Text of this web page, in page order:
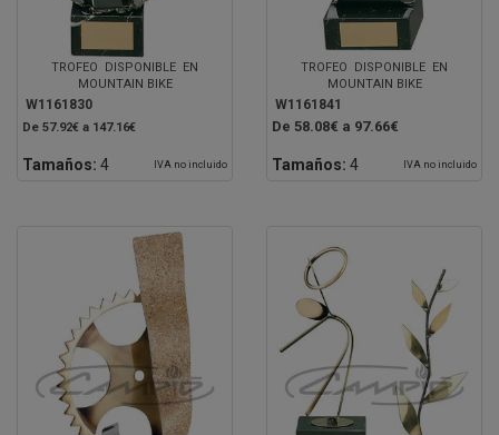
TROFEO DISPONIBLE EN
MOUNTAIN BIKE
W1161830
De 57.92€ a 147.16€
Tamaños: 4 IVA no incluido
TROFEO DISPONIBLE EN
MOUNTAIN BIKE
W1161841
De 58.08€ a 97.66€
Tamaños: 4 IVA no incluido